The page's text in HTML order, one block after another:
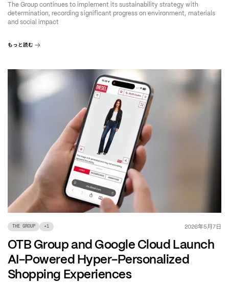
The Group continues to implement its sustainability strategy with
determination, recording significant progress on environment, materials
and social impact
もっと読む
THE GROUP +1 2026年5月7日
OTB Group and Google Cloud Launch
AI-Powered Hyper-Personalized
Shopping Experiences